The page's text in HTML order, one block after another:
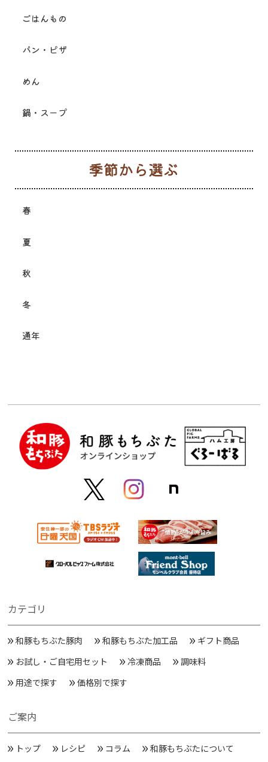
ごはんもの
パン・ピザ
めん
鍋・スープ
春
夏
秋
冬
通年
カテゴリ
和豚もちぶた豚肉 和豚もちぶた加工品
ギフト商品
お試し・ご自宅用セット
冷凍商品
調味料
用途で探す
価格別で探す
ご案内
トップ レシピ コラム 和豚もちぶたについて